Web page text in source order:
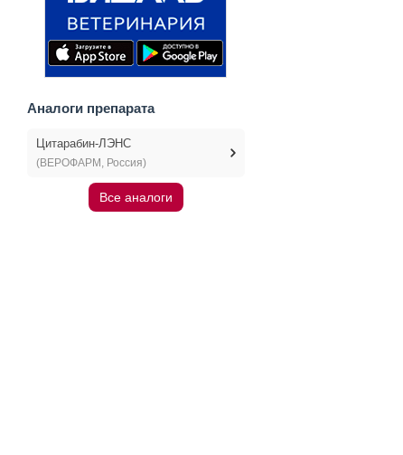
Аналоги препарата
Цитарабин-ЛЭНС
(ВЕРОФАРМ, Россия)
Все аналоги